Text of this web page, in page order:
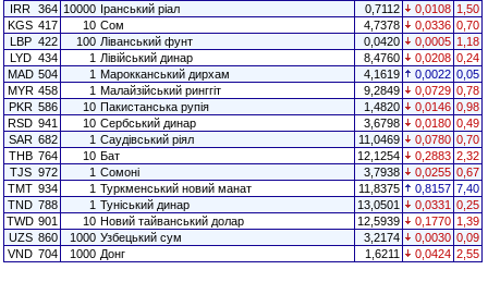
IRR 364 10000 Іранський ріал 0,7112 0,0108 1,50
KGS 417 10 Сом 4,7378 0,0336 0,70
LBP 422 100 Ліванський фунт 0,0420 0,0005 1,18
LYD 434 1 Лівійський динар 8,4760 0,0208 0,24
MAD 504 1 Марокканський дирхам 4,1619 0,0022 0,05
MYR 458 1 Малайзійський ринггіт 9,2849 0,0729 0,78
PKR 586 10 Пакистанська рупія 1,4820 0,0146 0,98
RSD 941 10 Сербський динар 3,6798 0,0180 0,49
SAR 682 1 Саудівський ріял 11,0469 0,0780 0,70
THB 764 10 Бат 12,1254 0,2883 2,32
TJS 972 1 Сомоні 3,7938 0,0255 0,67
TMT 934 1 Туркменський новий манат 11,8375 0,8157 7,40
TND 788 1 Туніський динар 13,0501 0,0331 0,25
TWD 901 10 Новий тайванський долар 12,5939 0,1770 1,39
UZS 860 1000 Узбецький сум 3,2174 0,0030 0,09
VND 704 1000 Донг 1,6211 0,0424 2,55